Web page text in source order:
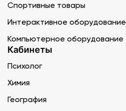
Спортивные товары
Интерактивное оборудование
Компьютерное оборудование
Кабинеты
Психолог
Химия
География